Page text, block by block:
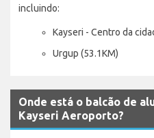
incluindo:
Kayseri - Centro da
Urgup (53.1KM)
Onde está o balcão de
Kayseri Aeroporto?